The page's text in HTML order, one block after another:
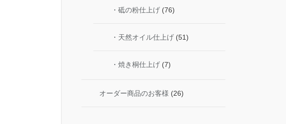
・砥の粉仕上げ (76)
・天然オイル仕上げ (51)
・焼き桐仕上げ (7)
オーダー商品のお客様 (26)